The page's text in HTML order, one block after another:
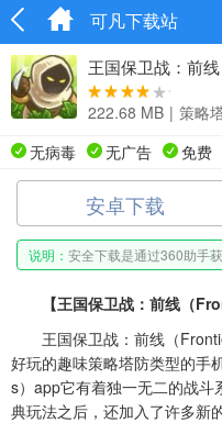
可凡下载站
王国保卫战：前
222.68 MB | 策略
无病毒
无广告 免费
安卓下载
说明： 安全下载是通过360助手
【王国保卫战：前线（
王国保卫战：前线（
好玩的趣味策略塔防类型的手
s）app它有着独一无二的战
典玩法之后，还加入了许多新